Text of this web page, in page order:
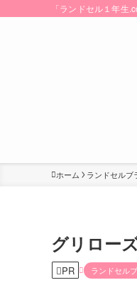
「ランドセル１年生
ホーム ランドセルブ
グリロー
PR ランドセル